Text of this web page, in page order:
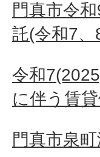
門真市令
託(令和7
令和
に伴う賃
門真市泉